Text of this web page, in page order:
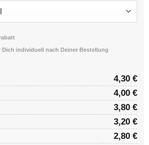
individuell nach Deiner Bestellung
4,30 €
4,00 €
3,80 €
3,20 €
2,80 €